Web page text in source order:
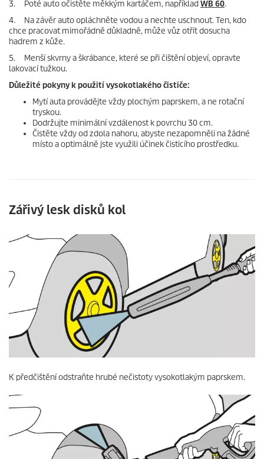
3. Poté auto očistěte měkkým kartáčem, napříkladWB 60.
4. Na závěr auto opláchněte vodou a nechte uschnout. Ten, kdo
chce pracovat mimořádně důkladně, může vůz otřít dosucha
hadrem z kůže.
5. Menší skvrny a škrábance, které se při čištění objeví, opravte
lakovací tužkou.
Důležité pokyny k použití vysokotlakého čističe:
Mytí auta provádějte vždy plochým paprskem, a ne rotační
tryskou.
Dodržujte minimální vzdálenost k povrchu 30 cm.
Čistěte vždy od zdola nahoru, abyste nezapomněli na žádné
místo a optimálně jste využili účinek čisticího prostředku.
Zářivý lesk disků kol
K předčištění odstraňte hrubé nečistoty vysokotlakým paprskem.